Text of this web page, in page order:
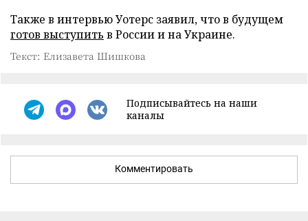
Также в интервью Уотерс заявил, что в будущем
готов выступить в России и на Украине.
Текст: Елизавета Шишкова
Подписывайтесь на наши
каналы
Комментировать